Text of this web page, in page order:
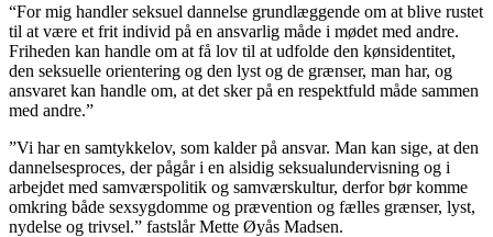
“For mig handler seksuel dannelse grundlæggende om at blive rustet
til at være et frit individ på en ansvarlig måde i mødet med andre.
Friheden kan handle om at få lov til at udfolde den kønsidentitet,
den seksuelle orientering og den lyst og de grænser, man har, og
ansvaret kan handle om, at det sker på en respektfuld måde sammen
med andre.”
”Vi har en samtykkelov, som kalder på ansvar. Man kan sige, at den
dannelsesproces, der pågår i en alsidig seksualundervisning og i
arbejdet med samværspolitik og samværskultur, derfor bør komme
omkring både sexsygdomme og prævention og fælles grænser, lyst,
nydelse og trivsel.” fastslår Mette Øyås Madsen.